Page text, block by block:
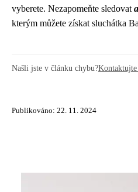
vyberete. Nezapomeňte sledovat
kterým můžete získat sluchátka
Našli jste v článku chybu?Kontaktujte
Publikováno: 22. 11. 2024